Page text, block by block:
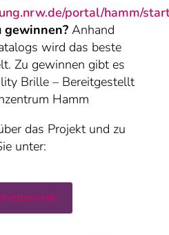
portal/hamm/
gewinnen? Anhand
wird das beste
Zu gewinnen gibt es
Brille – Bereitgestellt
Hamm
das Projekt und zu
unter: